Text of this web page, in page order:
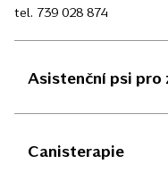
tel. 739 028 874
Asistenční psi
Canisterapie